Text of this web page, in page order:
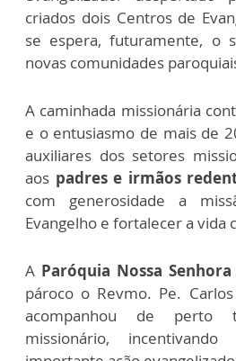
criados dois Centros de
se espera, futuramente, o
novas comunidades
A caminhada missionária
e o entusiasmo de mais de
auxiliares dos setores
aos padres e irmãos
com generosidade a
Evangelho e fortalecer a vida
A Paróquia Nossa
pároco o Revmo. Pe.
acompanhou de perto
missionário,